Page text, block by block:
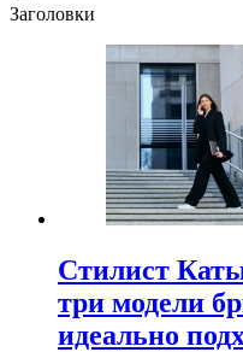
Заголовки
Стилист
три модели
идеально